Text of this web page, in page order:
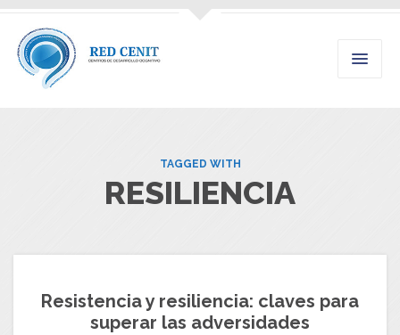
TAGGED WITH
RESILIENCIA
Resistencia y resiliencia: claves para
superar las adversidades